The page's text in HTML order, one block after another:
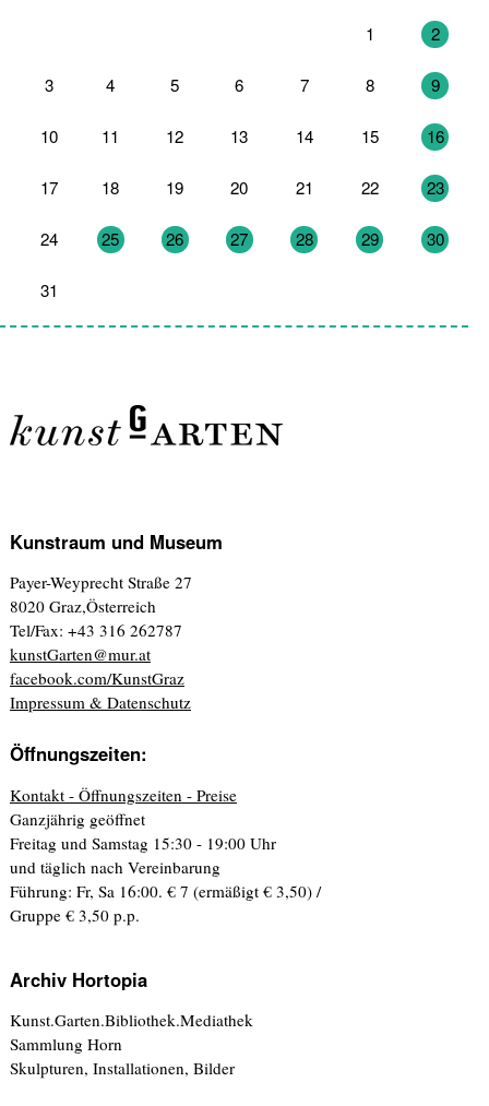
1 2
3 4 5 6 7 8 9
10 11 12 13 14 15 16
17 18 19 20 21 22 23
24 25 26 27 28 29 30
31
Kunstraum und Museum
Payer-Weyprecht Straße 27
8020 Graz,Österreich
Tel/Fax: +43 316 262787
kunstGarten@mur.at
facebook.com/KunstGraz
Impressum & Datenschutz
Öffnungszeiten:
Kontakt - Öffnungszeiten - Preise
Ganzjährig geöffnet
Freitag und Samstag 15:30 - 19:00 Uhr
und täglich nach Vereinbarung
Führung: Fr, Sa 16:00. € 7 (ermäßigt € 3,50) /
Gruppe € 3,50 p.p.
Archiv Hortopia
Kunst.Garten.Bibliothek.Mediathek
Sammlung Horn
Skulpturen, Installationen, Bilder